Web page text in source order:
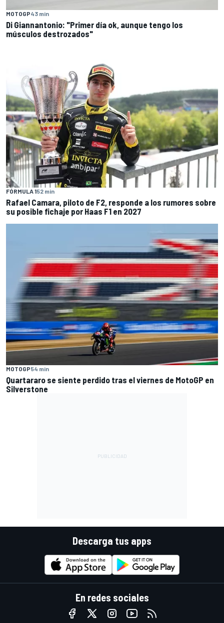
MOTOGP43 min
Di Giannantonio: "Primer día ok, aunque tengo los
músculos destrozados"
FÓRMULA 152 min
Rafael Camara, piloto de F2, responde a los rumores sobre
su posible fichaje por Haas F1 en 2027
MOTOGP54 min
Quartararo se siente perdido tras el viernes de MotoGP en
Silverstone
Descarga tus apps
En redes sociales